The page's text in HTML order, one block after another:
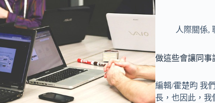
人際關係,
做這些會讓同事
編輯/霍楚昀 我
長，也因此，我